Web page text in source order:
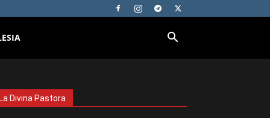
La Divina Pastora